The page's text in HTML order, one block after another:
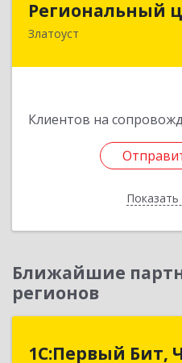
Региональный
Златоуст
Клиентов на
456227, Челябинская
Ближайшие
регионов
1С:Первый Бит,